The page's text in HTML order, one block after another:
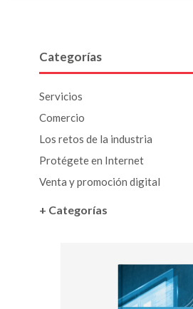
Categorías
Servicios
Comercio
Los retos de la industria
Protégete en Internet
Venta y promoción digital
+ Categorías